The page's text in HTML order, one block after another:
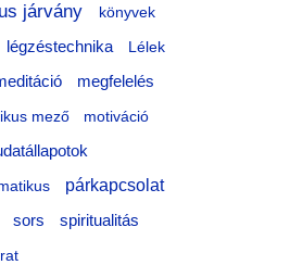
járvány könyvek
légzéstechnika
Lélek
megfelelés
mező
motiváció
párkapcsolat
sors
spiritualitás